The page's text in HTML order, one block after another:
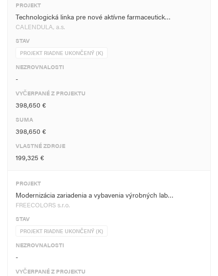
PROJEKT
Technologická linka pre nové aktívne farmaceutick…
CALENDULA, a.s.
STAV
PROJEKT RIADNE UKONČENÝ (K)
NEZROVNALOSTI
-
VYČERPANÉ Z PROJEKTU
398,650 €
SUMA
398,650 €
VLASTNÉ ZDROJE
199,325 €
PROJEKT
Modernizácia zariadenia a vybavenia výrobných lab…
FREECOLORS s.r.o.
STAV
PROJEKT RIADNE UKONČENÝ (K)
NEZROVNALOSTI
-
VYČERPANÉ Z PROJEKTU